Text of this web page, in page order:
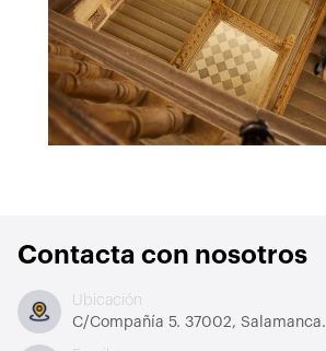
Contacta con nosotros
Ubicación
C/Compañía 5. 37002, Salamanca.